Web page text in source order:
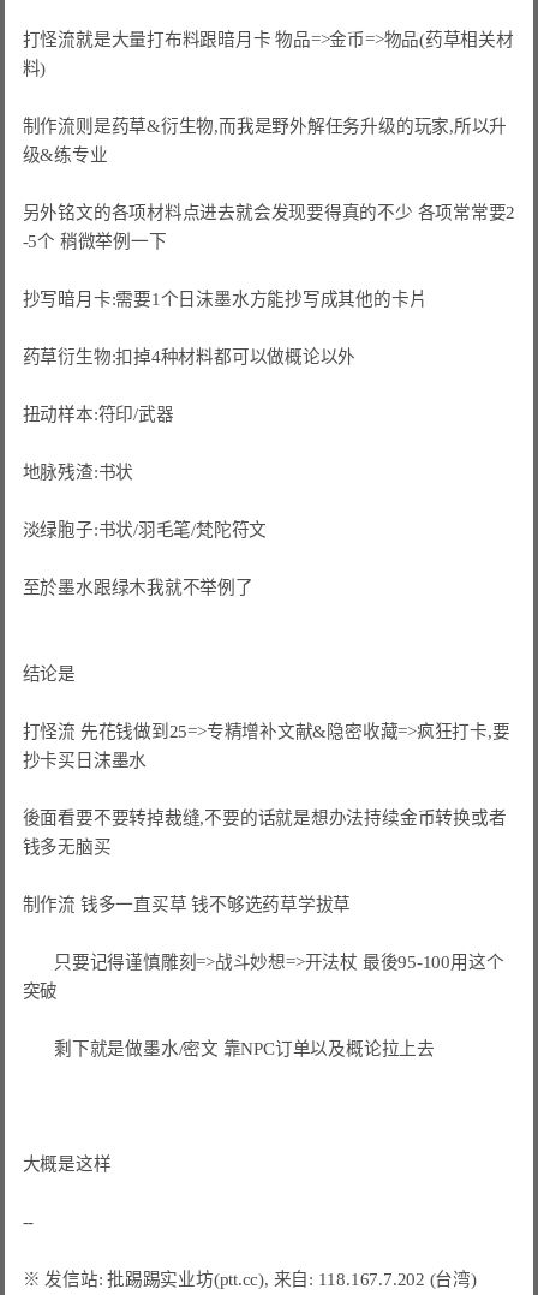
打怪流就是大量打布料跟暗月卡 物品=>金币=>物品(药草相关材
料)
制作流则是药草&衍生物,而我是野外解任务升级的玩家,所以升
级&练专业
另外铭文的各项材料点进去就会发现要得真的不少 各项常常要2
-5个 稍微举例一下
抄写暗月卡:需要1个日沫墨水方能抄写成其他的卡片
药草衍生物:扣掉4种材料都可以做概论以外
扭动样本:符印/武器
地脉残渣:书状
淡绿胞子:书状/羽毛笔/梵陀符文
至於墨水跟绿木我就不举例了
结论是
打怪流 先花钱做到25=>专精增补文献&隐密收藏=>疯狂打卡,要
抄卡买日沫墨水
後面看要不要转掉裁缝,不要的话就是想办法持续金币转换或者
钱多无脑买
制作流 钱多一直买草 钱不够选药草学拔草
突破
       剩下就是做墨水/密文 靠NPC订单以及概论拉上去
大概是这样
※ 发信站: 批踢踢实业坊(ptt.cc), 来自: 118.167.7.202 (台湾)